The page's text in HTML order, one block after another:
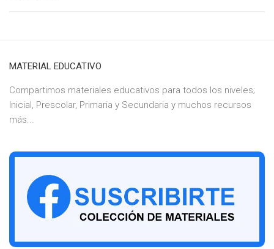
MATERIAL EDUCATIVO
Compartimos materiales educativos para todos los niveles;
Inicial, Prescolar, Primaria y Secundaria y muchos recursos
más...